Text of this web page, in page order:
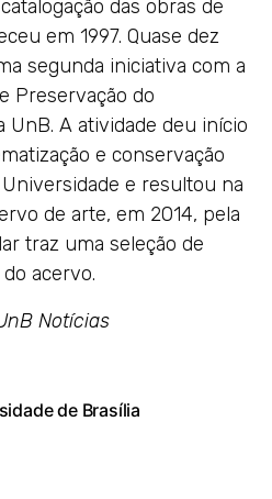
das obras de
em 1997. Quase dez
segunda iniciativa com a
Preservação do
A atividade deu início
e conservação
e resultou na
de arte, em 2014, pela
traz uma seleção de
acervo.
Notícias
de Brasília